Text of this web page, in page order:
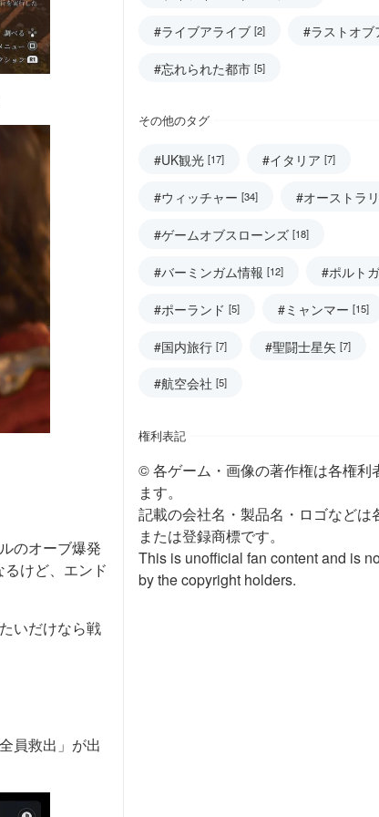
のオーブ爆発
けど、エンド
いだけなら戦
員救出」が出
#ライブアライブ [2] #ラストオブ
#忘れられた都市 [5]
その他のタグ
#UK観光 [17] #イタリア [7]
#ウィッチャー [34] #オーストラ
#ゲームオブスローンズ [18]
#バーミンガム情報 [12] #ポルト
#ポーランド [5] #ミャンマー [15]
#国内旅行 [7] #聖闘士星矢 [7]
#航空会社 [5]
権利表記
© 各ゲーム・画像の著作権は各権利
ます。
記載の会社名・製品名・ロゴなどは
または登録商標です。
This is unofficial fan content and is
by the copyright holders.